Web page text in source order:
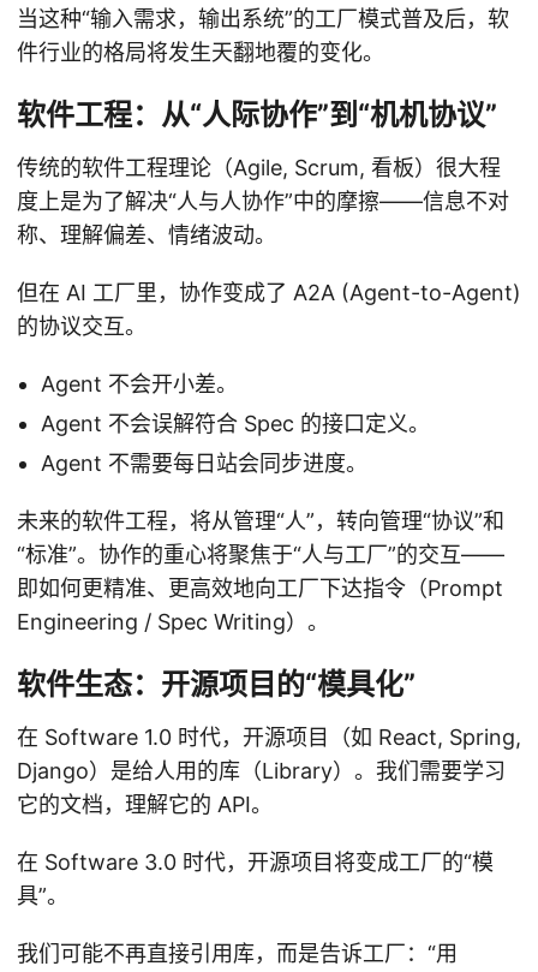
当这种“输入需求，输出系统”的工厂模式普及后，软
件行业的格局将发生天翻地覆的变化。
软件工程：从“人际协作”到“机机协议”
传统的软件工程理论（Agile, Scrum, 看板）很大程
度上是为了解决“人与人协作”中的摩擦——信息不对
称、理解偏差、情绪波动。
但在 AI 工厂里，协作变成了 A2A (Agent-to-Agent)
的协议交互。
Agent 不会开小差。
Agent 不会误解符合 Spec 的接口定义。
Agent 不需要每日站会同步进度。
未来的软件工程，将从管理“人”，转向管理“协议”和
“标准”。协作的重心将聚焦于“人与工厂”的交互——
即如何更精准、更高效地向工厂下达指令（Prompt
Engineering / Spec Writing）。
软件生态：开源项目的“模具化”
在 Software 1.0 时代，开源项目（如 React, Spring,
Django）是给人用的库（Library）。我们需要学习
它的文档，理解它的 API。
在 Software 3.0 时代，开源项目将变成工厂的“模
具”。
我们可能不再直接引用库，而是告诉工厂：“用